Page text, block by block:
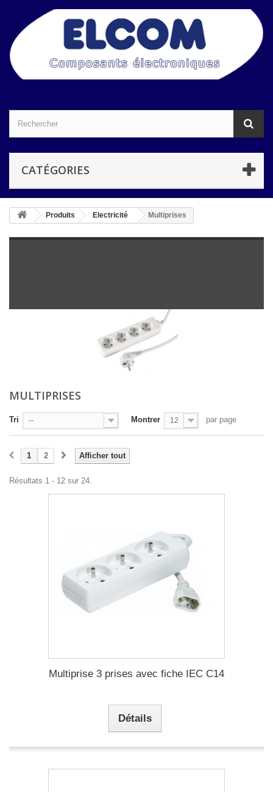
CATÉGORIES
Produits Electricité Multiprises
MULTIPRISES
Tri -- Montrer 12 par page
Afficher tout
1 2
Résultats 1 - 12 sur 24.
Multiprise 3 prises avec fiche IEC C14
Détails